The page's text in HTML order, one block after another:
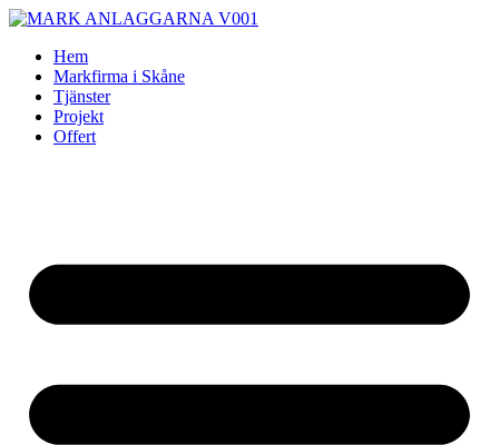
Skip
contentHem
Markfirma i Skåne
Tjänster
Projekt
Offert